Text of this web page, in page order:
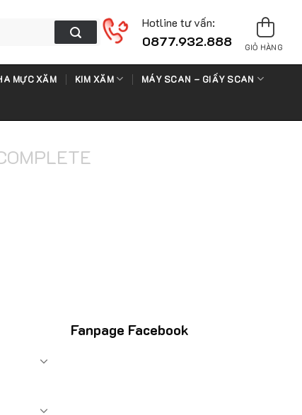
Hotline tư vấn:
0877.932.888 GIỎ HÀNG
MỰC XĂM KIM XĂM MÁY SCAN – GIẤY SCAN
Fanpage Facebook